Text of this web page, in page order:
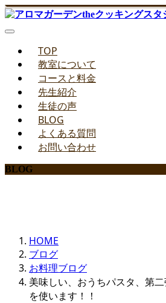
TOP
教室について
コースと料金
先生紹介
生徒の声
BLOG
よくある質問
お問い合わせ
BLOG
HOME
ブログ
お料理ブログ
美味しい、おうちパスタ、第
を使います！！